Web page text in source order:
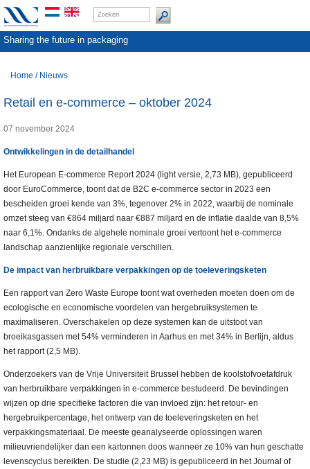
Sharing the future in packaging
Home / Nieuws
Retail en e-commerce – oktober 2024
07 november 2024
Ontwikkelingen in de detailhandel
Het European E-commerce Report 2024 (light versie, 2,73 MB), gepubliceerd
door EuroCommerce, toont dat de B2C e-commerce sector in 2023 een
bescheiden groei kende van 3%, tegenover 2% in 2022, waarbij de nominale
omzet steeg van €864 miljard naar €887 miljard en de inflatie daalde van 8,5%
naar 6,1%. Ondanks de algehele nominale groei vertoont het e-commerce
landschap aanzienlijke regionale verschillen.
De impact van herbruikbare verpakkingen op de toeleveringsketen
Een rapport van Zero Waste Europe toont wat overheden moeten doen om de
ecologische en economische voordelen van hergebruiksystemen te
maximaliseren. Overschakelen op deze systemen kan de uitstoot van
broeikasgassen met 54% verminderen in Aarhus en met 34% in Berlijn, aldus
het rapport (2,5 MB).
Onderzoekers van de Vrije Universiteit Brussel hebben de koolstofvoetafdruk
van herbruikbare verpakkingen in e-commerce bestudeerd. De bevindingen
wijzen op drie specifieke factoren die van invloed zijn: het retour- en
hergebruikpercentage, het ontwerp van de toeleveringsketen en het
verpakkingsmateriaal. De meeste geanalyseerde oplossingen waren
milieuvriendelijker dan een kartonnen doos wanneer ze 10% van hun geschatte
levenscyclus bereikten. De studie (2,23 MB) is gepubliceerd in het Journal of